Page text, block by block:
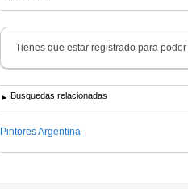
Tienes que estar registrado para poder
Busquedas relacionadas
Pintores Argentina